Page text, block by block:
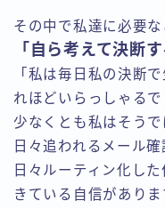
その中で私達に必要な
「自ら考えて決断す
「私は毎日私の決断
れほどいらっしゃるで
少なくとも私はそうで
日々追われるメール確
日々ルーティン化し
きている自信がありま